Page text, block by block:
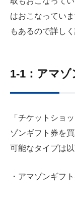
はおこなってい
もあるので詳し
1-1：アマ
「チケットショ
ゾンギフト券を
可能なタイプは
・アマゾンギフ